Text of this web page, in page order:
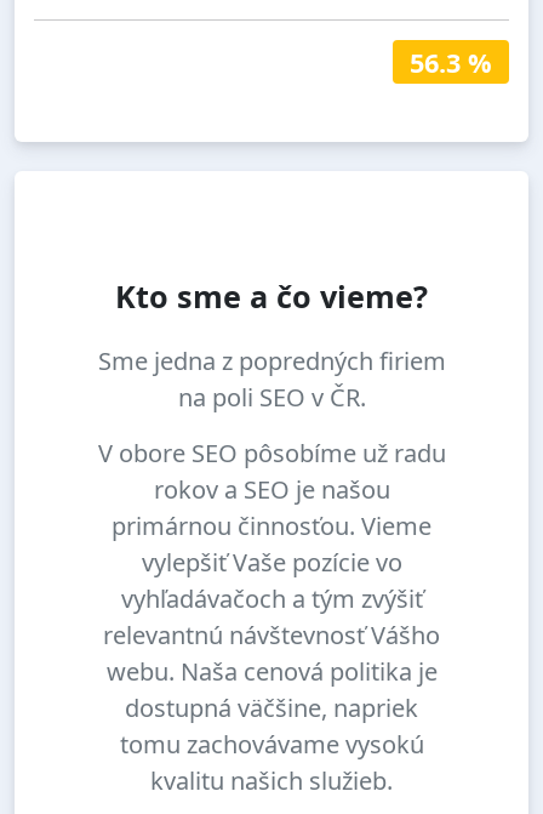
56.3 %
Kto sme a čo vieme?
Sme jedna z popredných firiem
na poli SEO v ČR.
V obore SEO pôsobíme už radu
rokov a SEO je našou
primárnou činnosťou. Vieme
vylepšiť Vaše pozície vo
vyhľadávačoch a tým zvýšiť
relevantnú návštevnosť Vášho
webu. Naša cenová politika je
dostupná väčšine, napriek
tomu zachovávame vysokú
kvalitu našich služieb.